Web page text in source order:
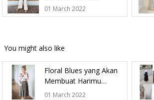
01 March 2022
You might also like
Floral Blues yang Akan
Membuat Harimu
Semakin Berbunga
01 March 2022